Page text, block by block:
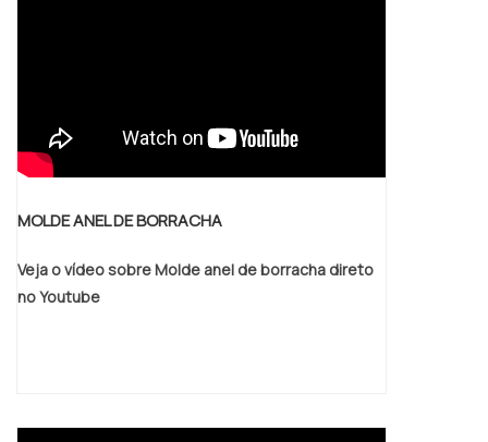
MOLDE ANEL DE BORRACHA
Veja o vídeo sobre Molde anel de borracha direto
no Youtube